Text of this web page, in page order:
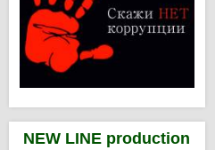
NEW LINE production